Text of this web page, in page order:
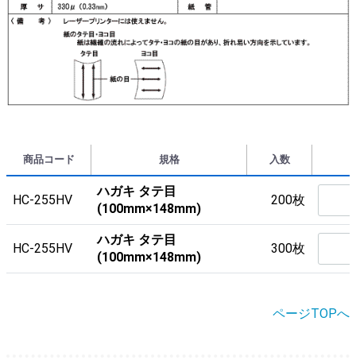
商品コード 規格 入数
HC-255HV
ハガキ タテ目
(100mm×148mm)
200枚
HC-255HV
ハガキ タテ目
(100mm×148mm)
300枚
ページTOPへ